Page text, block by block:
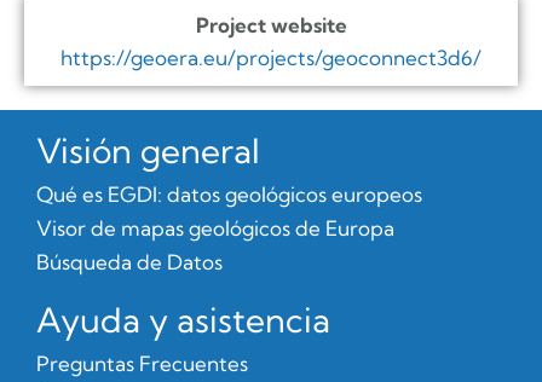
Project website
https://geoera.eu/projects/geoconnect3d6/
Visión general
Qué es EGDI: datos geológicos europeos
Visor de mapas geológicos de Europa
Búsqueda de Datos
Ayuda y asistencia
Preguntas Frecuentes